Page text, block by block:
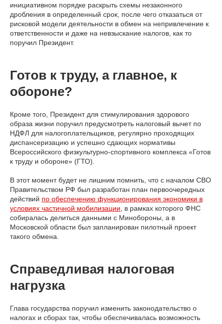
инициативном порядке раскрыть схемы незаконного
дробления в определенный срок, после чего отказаться от
рисковой модели деятельности в обмен на непривлечение к
ответственности и даже на невзыскание налогов, как то
поручил Президент.
Готов к труду, а главное, к
обороне?
Кроме того, Президент для стимулирования здорового
образа жизни поручил предусмотреть налоговый вычет по
НДФЛ для налогоплательщиков, регулярно проходящих
диспансеризацию и успешно сдающих нормативы
Всероссийского физкультурно-спортивного комплекса «Готов
к труду и обороне» (ГТО).
В этот момент будет не лишним помнить, что с началом СВО
Правительством РФ был разработан план первоочередных
действий по обеспечению функционирования экономики в
условиях частичной мобилизации , в рамках которого ФНС
собиралась делиться данными с Минобороны, а в
Московской области был запланирован пилотный проект
такого обмена.
Справедливая налоговая
нагрузка
Глава государства поручил изменить законодательство о
налогах и сборах так, чтобы обеспечивалась возможность